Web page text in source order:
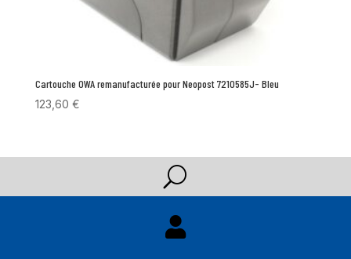
Cartouche OWA remanufacturée pour Neopost 7210585J- Bleu
123,60 €
U
